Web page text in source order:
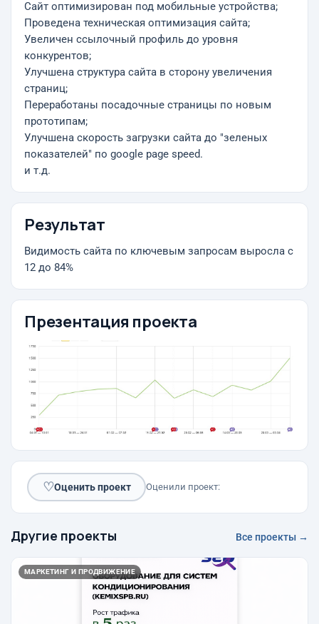
Сайт оптимизирован под мобильные устройства;
Проведена техническая оптимизация сайта;
Увеличен ссылочный профиль до уровня
конкурентов;
Улучшена структура сайта в сторону увеличения
страниц;
Переработаны посадочные страницы по новым
прототипам;
Улучшена скорость загрузки сайта до "зеленых
показателей" по google page speed.
и т.д.
Результат
Видимость сайта по ключевым запросам выросла с
12 до 84%
Презентация проекта
♡Оценить проект Оценили проект:
Другие проекты Все проекты →
МАРКЕТИНГ И ПРОДВИЖЕНИЕ